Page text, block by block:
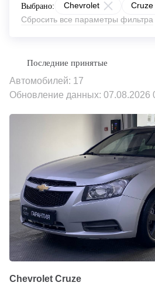
Выбрано: Chevrolet
Cruze
Сбросить все параметры фильтра
Автомобилей: 17
Обновление данных: 07.08.2026
Chevrolet Cruze